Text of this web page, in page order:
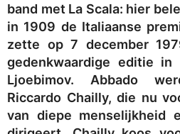
band met La Scala: hier
in 1909 de Italiaanse
zette op 7 december
gedenkwaardige editie
Ljoebimov. Abbado
Riccardo Chailly, die nu
van diepe menselijkheid